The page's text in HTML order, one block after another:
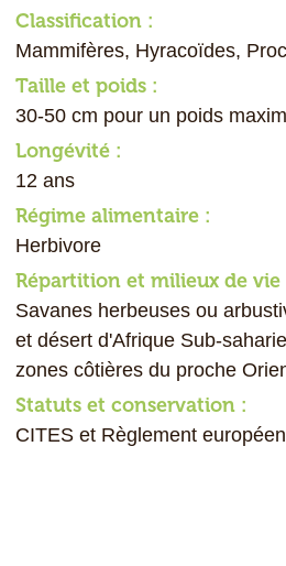
Classification :
Mammifères, Hyracoïdes,
Taille et poids :
30-50 cm pour un poids
Longévité :
12 ans
Régime alimentaire :
Herbivore
Répartition et milieux de vie
Savanes herbeuses ou
et désert d'Afrique Sub-
zones côtières du proche
Statuts et conservation :
CITES et Règlement